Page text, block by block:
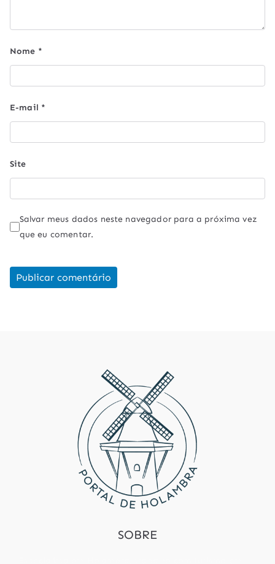
Nome *
E-mail *
Site
Salvar meus dados neste navegador para a próxima vez
que eu comentar.
SOBRE